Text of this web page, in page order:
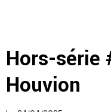
Hors-série
Houvion